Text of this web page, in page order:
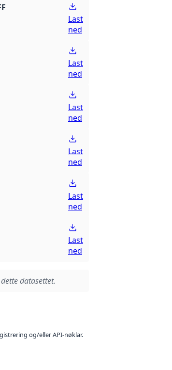
Last
ned
Last
ned
Last
ned
Last
ned
Last
ned
Last
ned
datasettet.
og/eller API-nøklar.